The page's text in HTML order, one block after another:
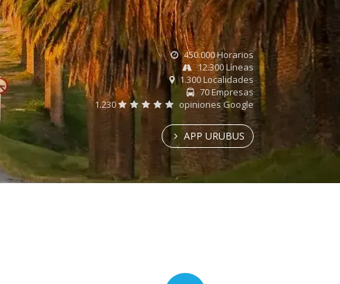
450.000 Horarios
12.300 Líneas
1.300 Localidades
70 Empresas
1.230
opiniones Google
APP URUBUS